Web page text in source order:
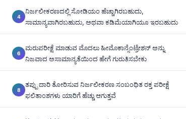
ನಿರ್ಜಲೀಕರಣದಲ್ಲಿ ಸೋಡಿಯಂ ಹೆಚ್ಚಾಗಿರಬಹುದು,
ಸಾಮಾನ್ಯವಾಗಿರಬಹುದು, ಅಥವಾ ಕಡಿಮೆಯಾಗಿಯೂ ಇರಬಹುದು
ಮರುಪರೀಕ್ಷೆ ಮಾಡುವ ಮೊದಲು ಹೀಮೊಕಾನ್ಸೆಂಟ್ರೇಶನ್ ಅನ್ನು
ನಿಜವಾದ ಅಸಾಮಾನ್ಯತೆಯಿಂದ ಹೇಗೆ ಗುರುತಿಸಬೇಕು
ತಪ್ಪು ದಾರಿ ತೋರಿಸುವ ನಿರ್ಜಲೀಕರಣ ಸಂಬಂಧಿತ ರಕ್ತ ಪರೀಕ್ಷೆ
ಫಲಿತಾಂಶಗಳು ಯಾರಿಗೆ ಹೆಚ್ಚು ಆಗುತ್ತವೆ